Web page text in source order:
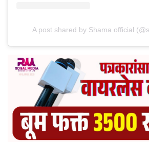
A post shared by Shama official